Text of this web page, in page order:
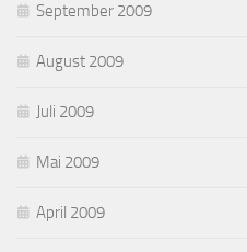
September 2009
August 2009
Juli 2009
Mai 2009
April 2009